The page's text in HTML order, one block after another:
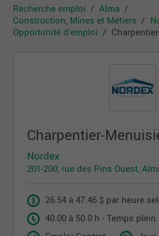
Recherche emploi
Alma
Construction, Mines et Métiers
Opportunité d'emploi
Charpentier-
Nordex
201-200, rue des Pins Ouest,
26.54 à 47.46 $ par heure
40.00 à 50.0 h - Temps plein